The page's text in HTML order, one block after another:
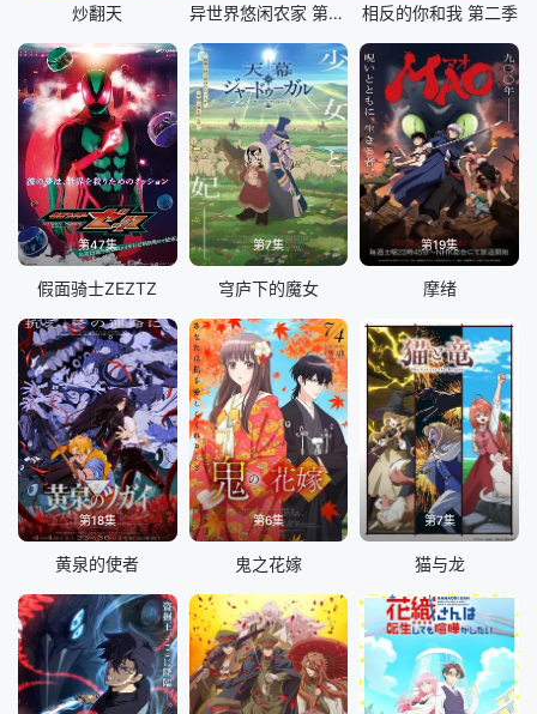
炒翻天 异世界悠闲农家 第二季 相反的你和我 第二季
第47集
假面骑士ZEZTZ
第7集
穹庐下的魔女
第19集
摩绪
第18集
黄泉的使者
第6集
鬼之花嫁
第7集
猫与龙